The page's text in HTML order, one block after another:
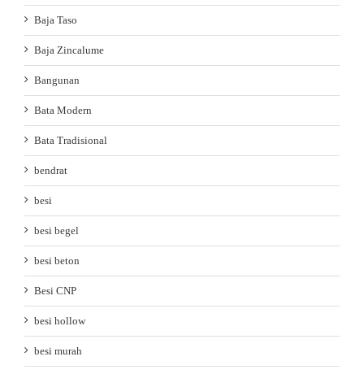
Baja Taso
Baja Zincalume
Bangunan
Bata Modern
Bata Tradisional
bendrat
besi
besi begel
besi beton
Besi CNP
besi hollow
besi murah